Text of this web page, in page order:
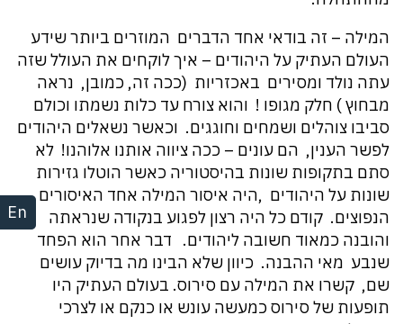
En
המילה – זה בודאי אחד הדברים המוזרים ביותר שידע
העולם העתיק על היהודים – איך לוקחים את העולל שזה
עתה נולד ומסירים באכזריות (ככה זה, כמובן, נראה
מבחוץ ) חלק מגופו ! והוא צורח עד כלות נשמתו וכולם
סביבו צוהלים ושמחים וחוגגים. וכאשר נשאלים היהודים
לפשר הענין, הם עונים – ככה ציווה אותנו אלוהנו! לא
סתם בתקופות שונות בהיסטוריה כאשר הוטלו גזירות
שונות על היהודים ,היה איסור המילה אחד האיסורים
הנפוצים. קודם כל היה רצון לפגוע בנקודה שנראתה
והובנה כמאוד חשובה ליהודים. דבר אחר הוא הפחד
שנבע מאי ההבנה. כיוון שלא הבינו מה בדיוק עושים
שם, קשרו את המילה עם סירוס. בעולם העתיק היו
תופעות של סירוס כמעשה עונש או כנקם או לצרכי